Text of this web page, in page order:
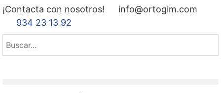
¡Contacta con nosotros!
info@ortogim.com
934 23 13 92